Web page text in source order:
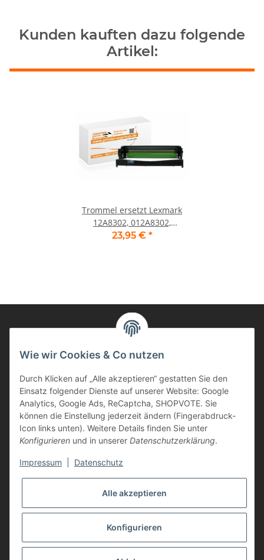
Kunden kauften dazu folgende
Artikel:
Trommel ersetzt Lexmark
12A8302, 012A8302,
0012A8302, 230
23,95 € *
Informationen
Kunden Service
Haben Sie Fragen zu unseren Produkten?
Dann rufen Sie uns gerne an:
Tel: 0621/9767200
Mo.-Fr. 08:45-17:00 Uhr
oder schreiben Sie uns:
info@printer-express.de
Vertrag widerrufen
* Alle Preise inkl. gesetzlicher USt., zzgl.Versand
Wie wir Cookies & Co nutzen
Durch Klicken auf „Alle akzeptieren“ gestatten Sie den
Einsatz folgender Dienste auf unserer Website: Google
Analytics, Google Ads, ReCaptcha, SHOPVOTE. Sie
können die Einstellung jederzeit ändern (Fingerabdruck-
Icon links unten). Weitere Details finden Sie unter
Konfigurieren und in unserer Datenschutzerklärung.
Impressum Datenschutz
Alle akzeptieren
Konfigurieren